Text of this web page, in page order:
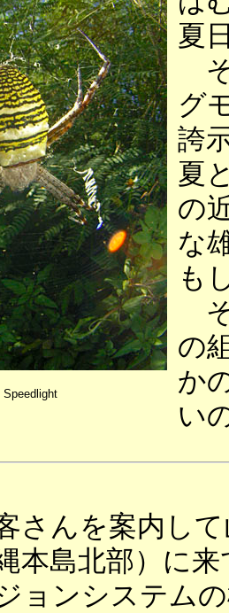
Speedlight
夏
グ
誇
夏
の
な
も
そ
の
か
い
さんを案内し
本島北部）に
ョンシステム